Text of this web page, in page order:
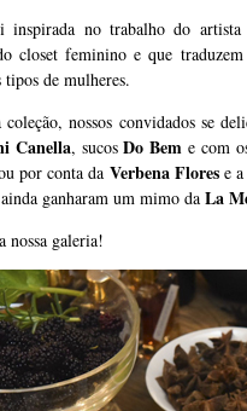
inspirada no trabalho do
closet feminino e que
tipos de mulheres.
nossos convidados se
Canella, sucosDo Beme com
por conta da Verbena Florese
ganharam um mimo da La
nossa galeria!